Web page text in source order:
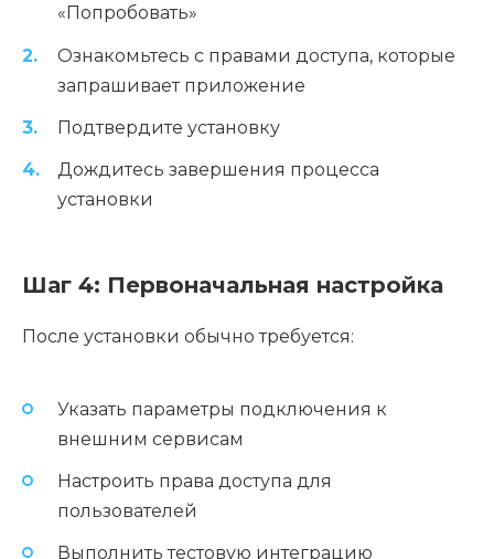
«Попробовать»
Ознакомьтесь с правами доступа, которые
запрашивает приложение
Подтвердите установку
Дождитесь завершения процесса
установки
Шаг 4: Первоначальная настройка
После установки обычно требуется:
Указать параметры подключения к
внешним сервисам
Настроить права доступа для
пользователей
Выполнить тестовую интеграцию